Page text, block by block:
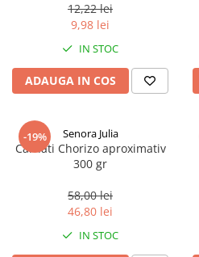
12,22 lei
9,98 lei
IN STOC
ADAUGA IN COS
-19% Senora Julia
Carnati Chorizo aproximativ
300 gr
58,00 lei
46,80 lei
IN STOC